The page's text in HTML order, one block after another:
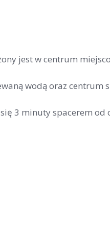
jest w centrum
wodą oraz centrum
3 minuty spacerem od